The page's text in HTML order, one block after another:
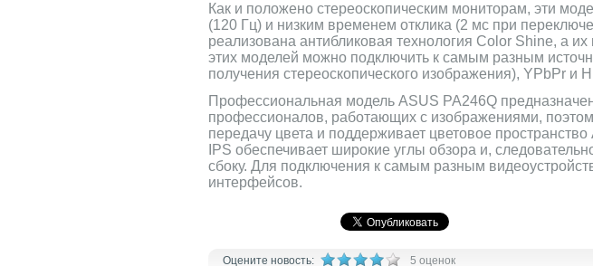
Как и положено стереоскопическим мониторам, эти
(120 Гц) и низким временем отклика (2 мс при
реализована антибликовая технология Color Shine, а
этих моделей можно подключить к самым разным
получения стереоскопического изображения), YPbPr и
Профессиональная модель ASUS PA246Q
профессионалов, работающих с изображениями,
передачу цвета и поддерживает цветовое
IPS обеспечивает широкие углы обзора и,
сбоку. Для подключения к самым разным
интерфейсов.
Оцените новость: 5 оценок